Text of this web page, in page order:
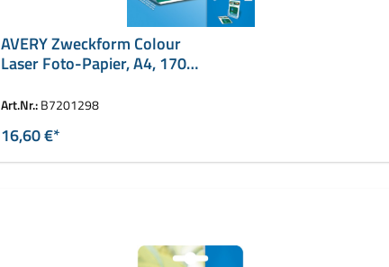
AVERY Zweckform Colour
Laser Foto-Papier, A4, 170
Art.Nr.:B7201298
16,60 €*